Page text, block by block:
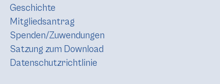
Geschichte
Mitgliedsantrag
Spenden/Zuwendungen
Satzung zum Download
Datenschutzrichtlinie